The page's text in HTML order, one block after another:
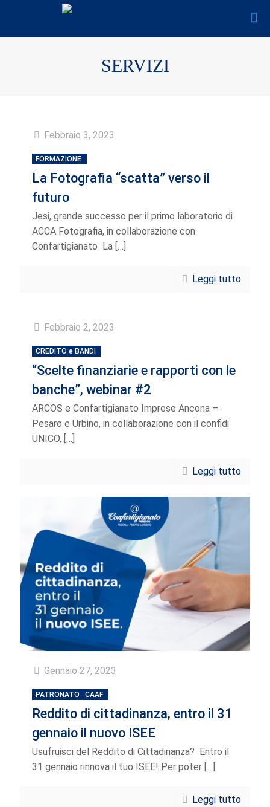
SERVIZI
Febbraio 3, 2023
FORMAZIONE
La Fotografia “scatta” verso il
futuro
Jesi, grande successo per il primo laboratorio di
ACCA Fotografia, in collaborazione con
Confartigianato La […]
Leggi tutto
Febbraio 2, 2023
CREDITO e BANDI
“Scelte finanziarie e rapporti con le
banche”, webinar #2
ARCOS e Confartigianato Imprese Ancona –
Pesaro e Urbino, in collaborazione con il confidi
UNICO, […]
Leggi tutto
Gennaio 27, 2023
PATRONATO CAAF
Reddito di cittadinanza, entro il 31
gennaio il nuovo ISEE
Usufruisci del Reddito di Cittadinanza? Entro il
31 gennaio rinnova il tuo ISEE! Per poter […]
Leggi tutto